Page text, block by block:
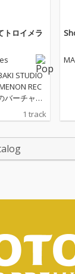
トロイメラ
STUDIO
REC
バーチャル
ロジェクト
・弌誠によ
「連れ出
1 track